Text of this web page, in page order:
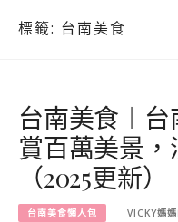
標籤: 台南美食
台南美食︱台
賞百萬美景
（2025更新）
台南美食懶人包 VICKY媽